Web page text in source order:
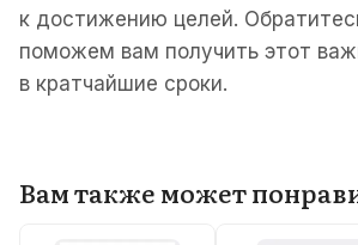
к достижению целей.
поможем вам получить этот
в кратчайшие сроки.
Вам также может